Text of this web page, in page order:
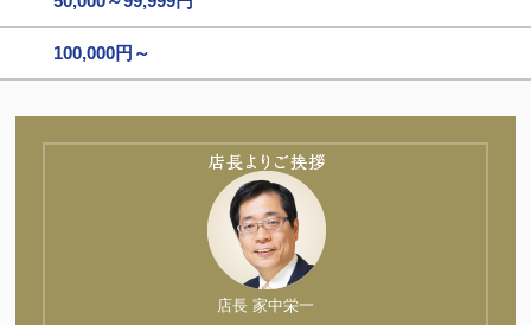
100,000円～
店長 家中栄一